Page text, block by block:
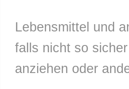
Lebensmittel und
falls nicht so
anziehen oder